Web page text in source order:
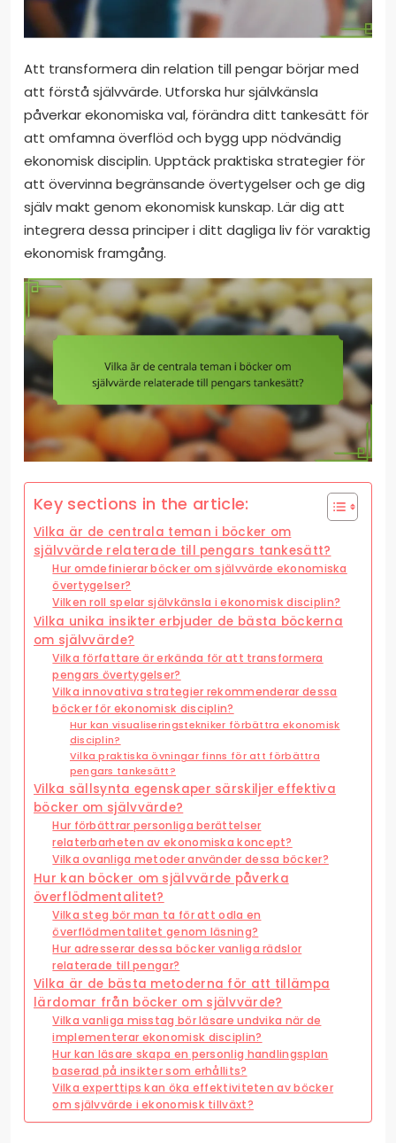
Att transformera din relation till pengar börjar med
att förstå självvärde. Utforska hur självkänsla
påverkar ekonomiska val, förändra ditt tankesätt för
att omfamna överflöd och bygg upp nödvändig
ekonomisk disciplin. Upptäck praktiska strategier för
att övervinna begränsande övertygelser och ge dig
själv makt genom ekonomisk kunskap. Lär dig att
integrera dessa principer i ditt dagliga liv för varaktig
ekonomisk framgång.
Key sections in the article:
Vilka är de centrala teman i böcker om
självvärde relaterade till pengars tankesätt?
Hur omdefinierar böcker om självvärde ekonomiska
övertygelser?
Vilken roll spelar självkänsla i ekonomisk disciplin?
Vilka unika insikter erbjuder de bästa böckerna
om självvärde?
Vilka författare är erkända för att transformera
pengars övertygelser?
Vilka innovativa strategier rekommenderar dessa
böcker för ekonomisk disciplin?
Hur kan visualiseringstekniker förbättra ekonomisk
disciplin?
Vilka praktiska övningar finns för att förbättra
pengars tankesätt?
Vilka sällsynta egenskaper särskiljer effektiva
böcker om självvärde?
Hur förbättrar personliga berättelser
relaterbarheten av ekonomiska koncept?
Vilka ovanliga metoder använder dessa böcker?
Hur kan böcker om självvärde påverka
överflödmentalitet?
Vilka steg bör man ta för att odla en
överflödmentalitet genom läsning?
Hur adresserar dessa böcker vanliga rädslor
relaterade till pengar?
Vilka är de bästa metoderna för att tillämpa
lärdomar från böcker om självvärde?
Vilka vanliga misstag bör läsare undvika när de
implementerar ekonomisk disciplin?
Hur kan läsare skapa en personlig handlingsplan
baserad på insikter som erhållits?
Vilka experttips kan öka effektiviteten av böcker
om självvärde i ekonomisk tillväxt?